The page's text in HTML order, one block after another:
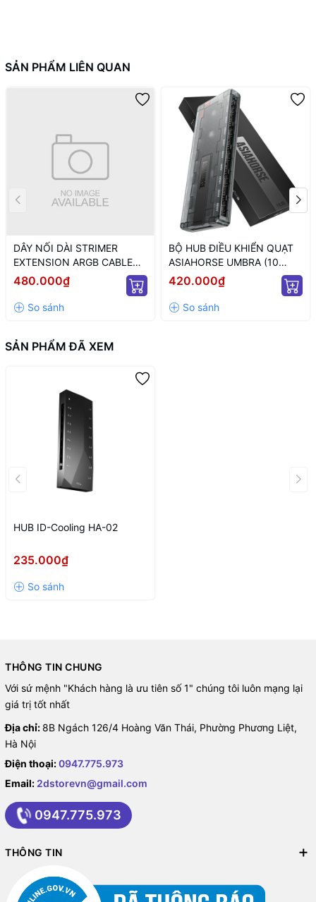
SẢN PHẨM LIÊN QUAN
DÂY NỐI DÀI STRIMER
EXTENSION ARGB CABLE
12+4 TO 12P+4P WHITE
(MÀU TRẮNG/ 12VHPWR)
480.000₫
BỘ HUB ĐIỀU KHIỂN QUẠT
ASIAHORSE UMBRA (10
CỔNG KẾT NỐI PWM VÀ 5V
ARGB/ NGUỒN SATA)
420.000₫
SẢN PHẨM ĐÃ XEM
HUB ID-Cooling HA-02
235.000₫
THÔNG TIN CHUNG
Với sứ mệnh "Khách hàng là ưu tiên số 1" chúng tôi luôn mạng lại
giá trị tốt nhất
Địa chỉ: 8B Ngách 126/4 Hoàng Văn Thái, Phường Phương Liệt,
Hà Nội
Điện thoại:0947.775.973
Email: 2dstorevn@gmail.com
0947.775.973
THÔNG TIN